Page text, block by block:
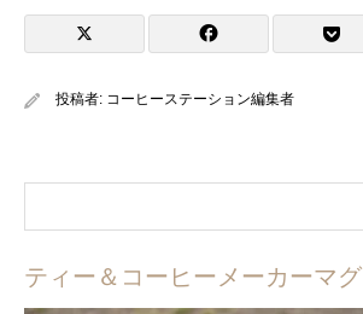
投稿者: コーヒーステーション編集者
ティー＆コーヒーメーカーマグ